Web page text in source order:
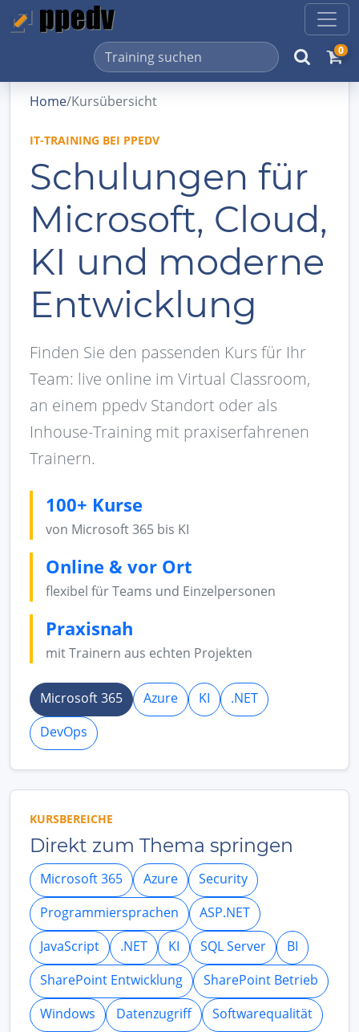
0
Home/Kursübersicht
IT-TRAINING BEI PPEDV
Schulungen für
Microsoft, Cloud,
KI und moderne
Entwicklung
Finden Sie den passenden Kurs für Ihr
Team: live online im Virtual Classroom,
an einem ppedv Standort oder als
Inhouse-Training mit praxiserfahrenen
Trainern.
100+ Kurse
von Microsoft 365 bis KI
Online & vor Ort
flexibel für Teams und Einzelpersonen
Praxisnah
mit Trainern aus echten Projekten
Microsoft 365 Azure KI
.NET
DevOps
KURSBEREICHE
Direkt zum Thema springen
Microsoft 365 Azure
Security
Programmiersprachen
ASP.NET
JavaScript
.NET KI SQL Server
BI
SharePoint Entwicklung
SharePoint Betrieb
Windows
Datenzugriff
Softwarequalität